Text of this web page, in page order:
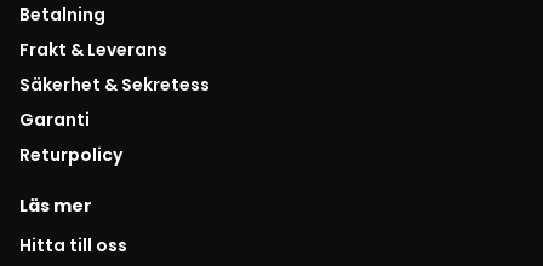
Betalning
Frakt & Leverans
Säkerhet & Sekretess
Garanti
Returpolicy
Läs mer
Hitta till oss